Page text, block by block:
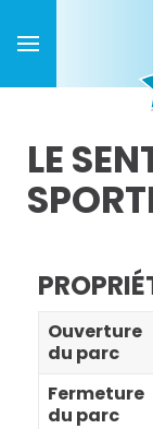
LE
Ouverture
du parc
Fermeture
du parc